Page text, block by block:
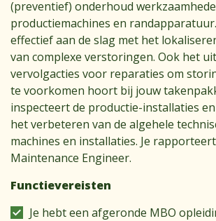
(preventief) onderhoud
productiemachines en
effectief aan de slag met het
van complexe verstoringen. Ook het
vervolgacties voor reparaties om
te voorkomen hoort bij jouw
inspecteert de productie-installaties
het verbeteren van de algehele
machines en installaties. Je
Maintenance Engineer.
Functievereisten
Je hebt een afgeronde MBO